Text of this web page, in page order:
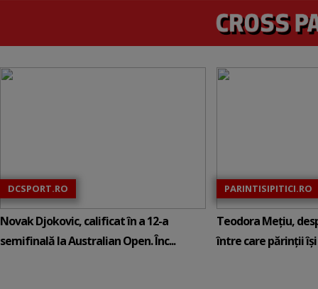
DCSPORT.RO
Novak Djokovic, calificat în a 12-a
semifinală la Australian Open. Înc...
PARINTISIPITICI.RO
Teodora Mețiu,
între care părinții își